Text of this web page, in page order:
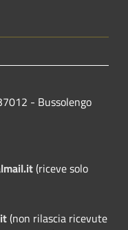
- Bussolengo
(riceve solo
(non rilascia ricevute